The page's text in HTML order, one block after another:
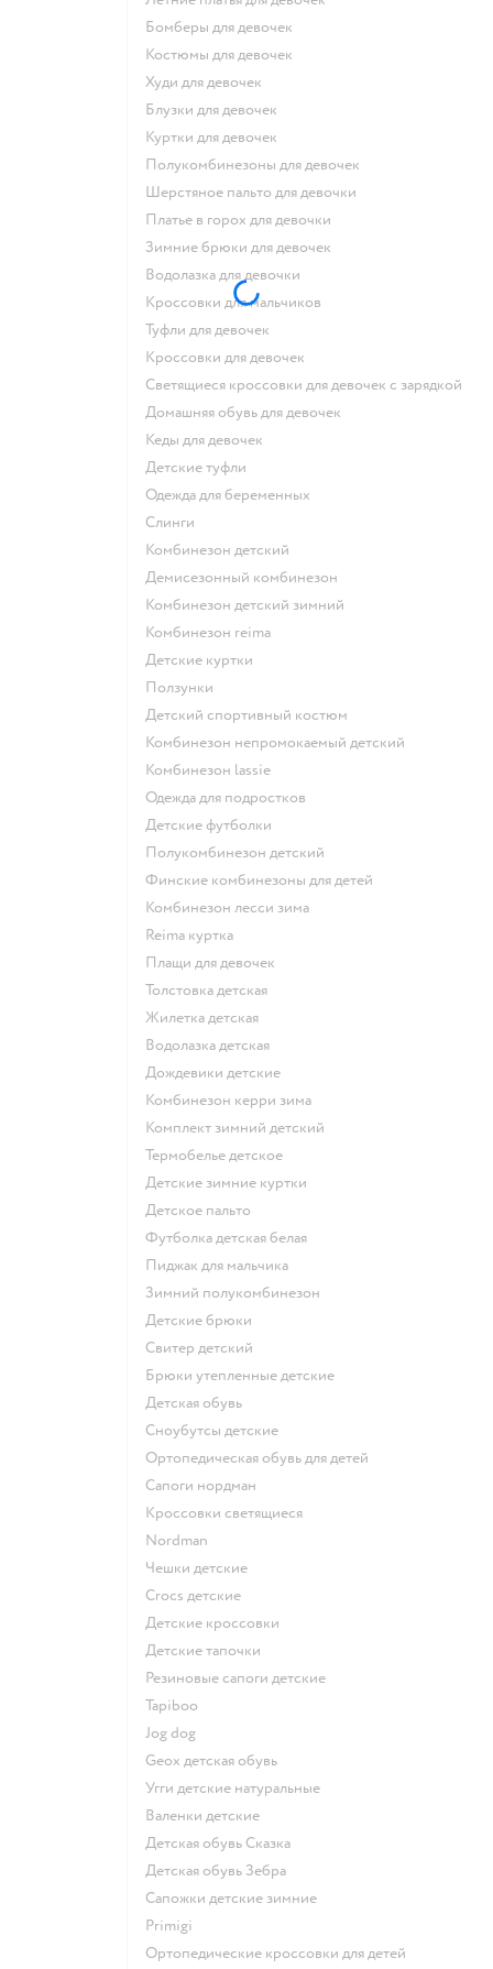
Бомберы для девочек
Костюмы для девочек
Худи для девочек
Блузки для девочек
Куртки для девочек
Полукомбинезоны для девочек
Шерстяное пальто для девочки
Платье в горох для девочки
Зимние брюки для девочек
Водолазка для девочки
Кроссовки для мальчиков
Туфли для девочек
Кроссовки для девочек
Светящиеся кроссовки для девочек с зарядкой
Домашняя обувь для девочек
Кеды для девочек
Детские туфли
Одежда для беременных
Слинги
Комбинезон детский
Демисезонный комбинезон
Комбинезон детский зимний
Комбинезон reima
Детские куртки
Ползунки
Детский спортивный костюм
Комбинезон непромокаемый детский
Комбинезон lassie
Одежда для подростков
Детские футболки
Полукомбинезон детский
Финские комбинезоны для детей
Комбинезон лесси зима
Reima куртка
Плащи для девочек
Толстовка детская
Жилетка детская
Водолазка детская
Дождевики детские
Комбинезон керри зима
Комплект зимний детский
Термобелье детское
Детские зимние куртки
Детское пальто
Футболка детская белая
Пиджак для мальчика
Зимний полукомбинезон
Детские брюки
Свитер детский
Брюки утепленные детские
Детская обувь
Сноубутсы детские
Ортопедическая обувь для детей
Сапоги нордман
Кроссовки светящиеся
Nordman
Чешки детские
Crocs детские
Детские кроссовки
Детские тапочки
Резиновые сапоги детские
Tapiboo
Jog dog
Geox детская обувь
Угги детские натуральные
Валенки детские
Детская обувь Сказка
Детская обувь Зебра
Сапожки детские зимние
Primigi
Ортопедические кроссовки для детей